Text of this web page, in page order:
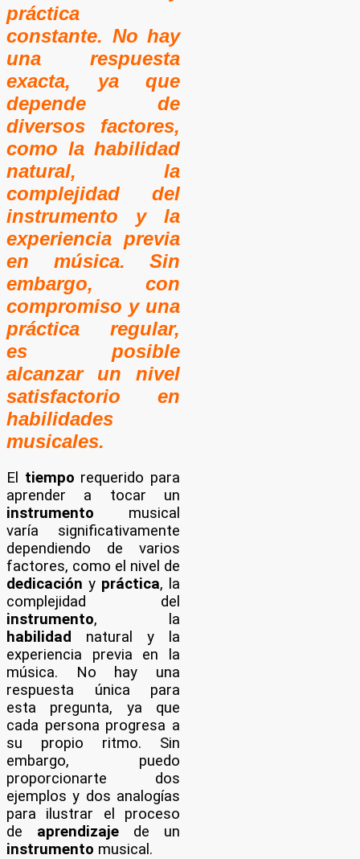
práctica
constante. No hay
una respuesta
exacta, ya que
depende de
diversos factores,
como la habilidad
natural, la
complejidad del
instrumento y la
experiencia previa
en música. Sin
embargo, con
compromiso y una
práctica regular,
es posible
alcanzar un nivel
satisfactorio en
habilidades
musicales.
El tiempo requerido para
aprender a tocar un
instrumento musical
varía significativamente
dependiendo de varios
factores, como el nivel de
dedicación y práctica, la
complejidad del
instrumento, la
habilidad natural y la
experiencia previa en la
música. No hay una
respuesta única para
esta pregunta, ya que
cada persona progresa a
su propio ritmo. Sin
embargo, puedo
proporcionarte dos
ejemplos y dos analogías
para ilustrar el proceso
de aprendizaje de un
instrumento musical.